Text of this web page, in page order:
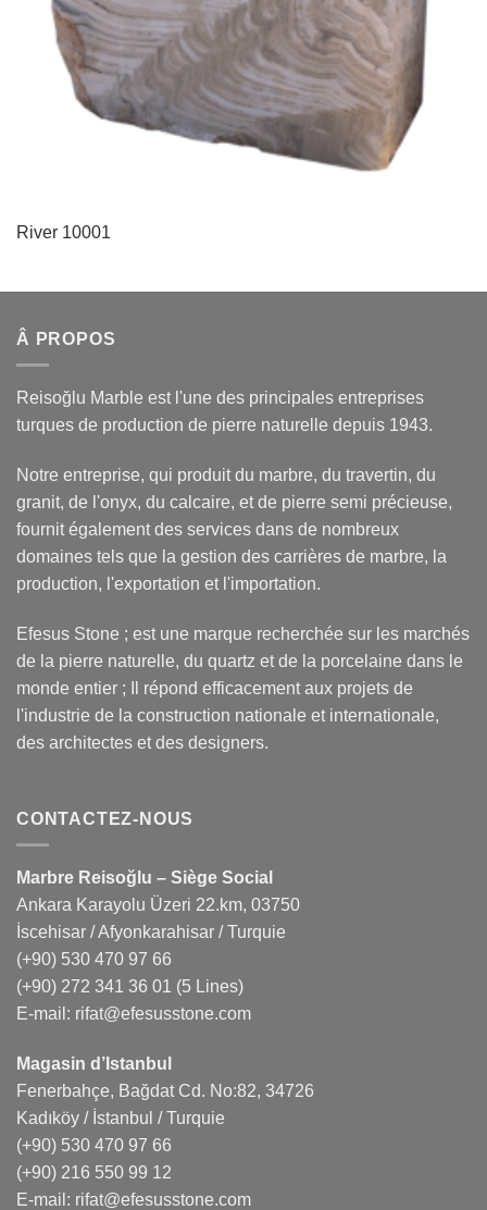
River 10001
Â PROPOS
Reisoğlu Marble est l'une des principales entreprises
turques de production de pierre naturelle depuis 1943.
Notre entreprise, qui produit du marbre, du travertin, du
granit, de l'onyx, du calcaire, et de pierre semi précieuse,
fournit également des services dans de nombreux
domaines tels que la gestion des carrières de marbre, la
production, l'exportation et l'importation.
Efesus Stone ; est une marque recherchée sur les marchés
de la pierre naturelle, du quartz et de la porcelaine dans le
monde entier ; Il répond efficacement aux projets de
l'industrie de la construction nationale et internationale,
des architectes et des designers.
CONTACTEZ-NOUS
Marbre Reisoğlu – Siège Social
Ankara Karayolu Üzeri 22.km, 03750
İscehisar / Afyonkarahisar / Turquie
(+90) 530 470 97 66
(+90) 272 341 36 01 (5 Lines)
E-mail: rifat@efesusstone.com
Magasin d’Istanbul
Fenerbahçe, Bağdat Cd. No:82, 34726
Kadıköy / İstanbul / Turquie
(+90) 530 470 97 66
(+90) 216 550 99 12
E-mail: rifat@efesusstone.com